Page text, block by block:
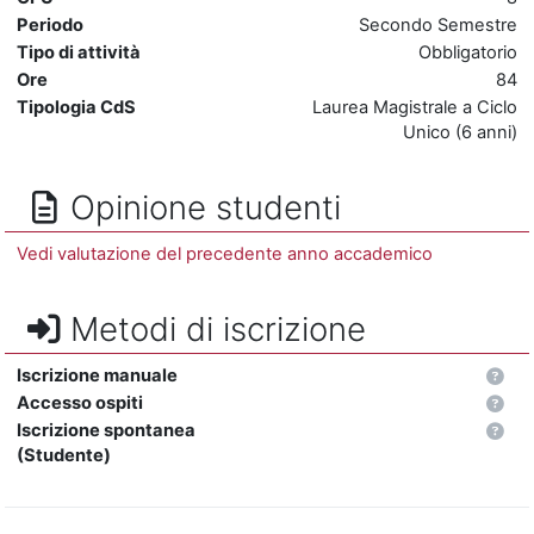
Periodo
Secondo Semestre
Tipo di attività
Obbligatorio
Ore
84
Tipologia CdS
Laurea Magistrale a Ciclo
Unico (6 anni)
Opinione studenti
Vedi valutazione del precedente anno accademico
Metodi di iscrizione
Iscrizione manuale
Accesso ospiti
Iscrizione spontanea
(Studente)